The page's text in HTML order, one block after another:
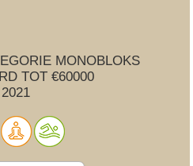
MONOBLOKS
TOT €60000
2021